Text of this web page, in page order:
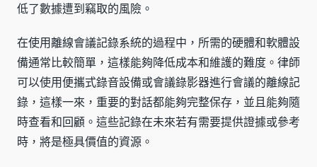
低了數據遭到竊取的風險。
在使用離線會議記錄系統的過程中，所需的硬體和軟體設
備通常比較簡單，這樣能夠降低成本和維護的難度。律師
可以使用便攜式錄音設備或會議錄影器進行會議的離線記
錄，這樣一來，重要的對話都能夠完整保存，並且能夠隨
時查看和回顧。這些記錄在未來若有需要提供證據或參考
時，將是極具價值的資源。